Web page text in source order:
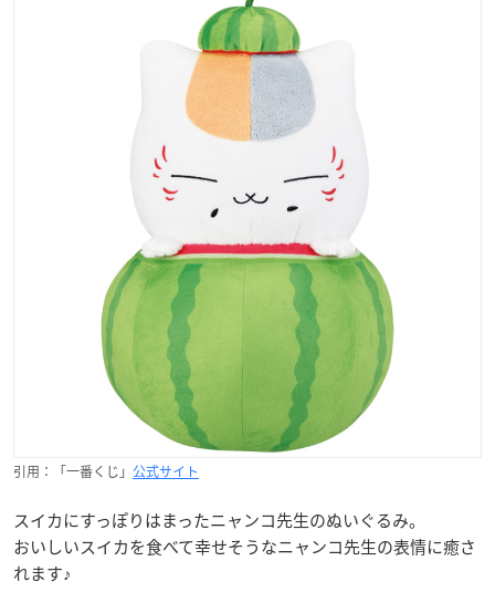
引用：「一番くじ」 公式サイト
スイカにすっぽりはまったニャンコ先生のぬいぐるみ。
おいしいスイカを食べて幸せそうなニャンコ先生の表情に癒さ
れます♪